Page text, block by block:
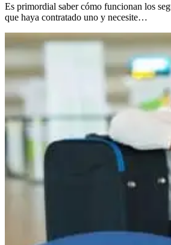
Es primordial saber cómo funcionan los
que haya contratado uno y necesite…